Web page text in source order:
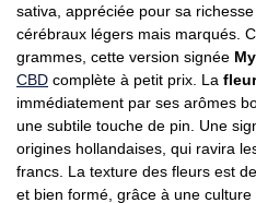
sativa, appréciée pour sa
cérébraux légers mais marqués.
grammes, cette version signée
CBD complète à petit prix. La
immédiatement par ses arômes
une subtile touche de pin. Une
origines hollandaises, qui ravira
francs. La texture des fleurs est
et bien formé, grâce à une culture